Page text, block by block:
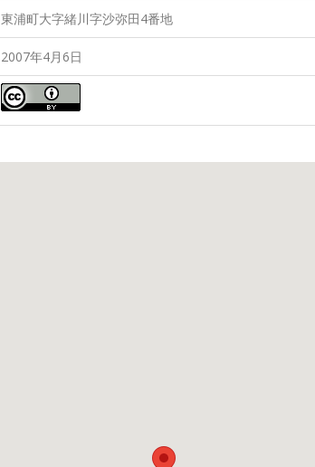
東浦町大字緒川字沙弥田4番地
2007年4月6日